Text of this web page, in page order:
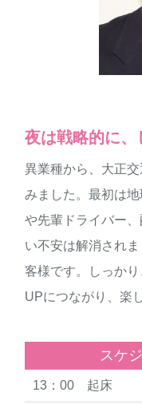
夜は戦略的に、
異業種から、大正
みました。最初は
や先輩ドライバー
い不安は解消され
客様です。しっか
UPにつながり、楽
スケ
13：00 起床